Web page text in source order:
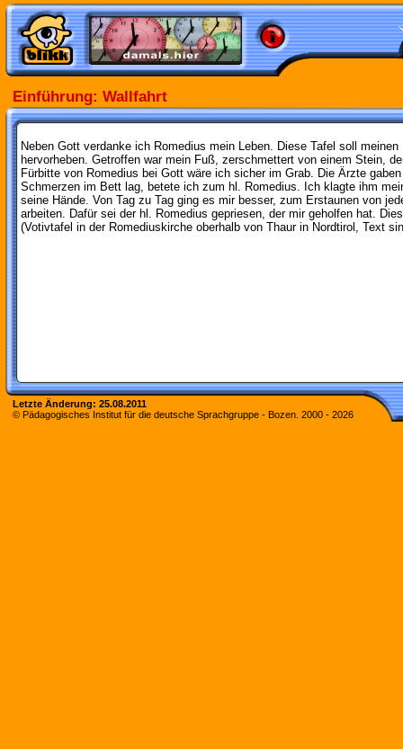
Einführung: Wallfahrt
Neben Gott verdanke ich Romedius mein Leben. Diese Tafel soll
hervorheben. Getroffen war mein Fuß, zerschmettert von einem Stein,
Fürbitte von Romedius bei Gott wäre ich sicher im Grab. Die Ärzte
Schmerzen im Bett lag, betete ich zum hl. Romedius. Ich klagte ihm
seine Hände. Von Tag zu Tag ging es mir besser, zum Erstaunen von
arbeiten. Dafür sei der hl. Romedius gepriesen, der mir geholfen hat.
(Votivtafel in der Romediuskirche oberhalb von Thaur in Nordtirol, Text
Letzte Änderung: 25.08.2011
© Pädagogisches Institut für die deutsche Sprachgruppe - Bozen. 2000 - 2026